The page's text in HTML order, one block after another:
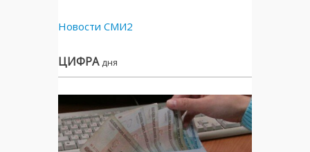
Новости СМИ2
ЦИФРА дня